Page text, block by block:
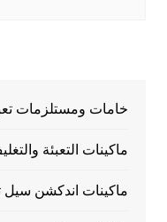
خامات ومستلزمات
ماكينات التعبئة
ماكينات اندكشن سيل